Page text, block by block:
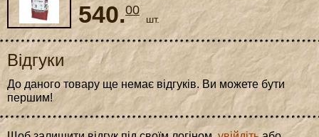
540.00
шт.
Відгуки
До даного товару ще немає відгуків. Ви можете бути
першим!